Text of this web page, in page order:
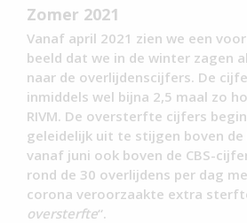
Zomer 2021
Vanaf april 2021 zien we een
beeld dat we in de winter zagen
naar de overlijdenscijfers. De
inmiddels wel bijna 2,5 maal zo
RIVM. De oversterfte cijfers
geleidelijk uit te stijgen boven de
vanaf juni ook boven de CBS-
rond de 30 overlijdens per dag
corona veroorzaakte extra
oversterfte“.